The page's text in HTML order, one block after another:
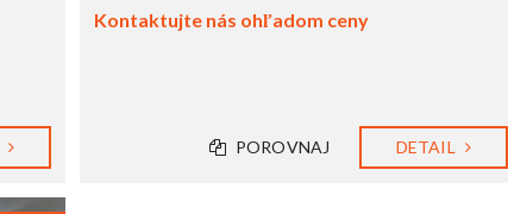
Kontaktujte nás ohľadom ceny
POROVNAJ DETAIL